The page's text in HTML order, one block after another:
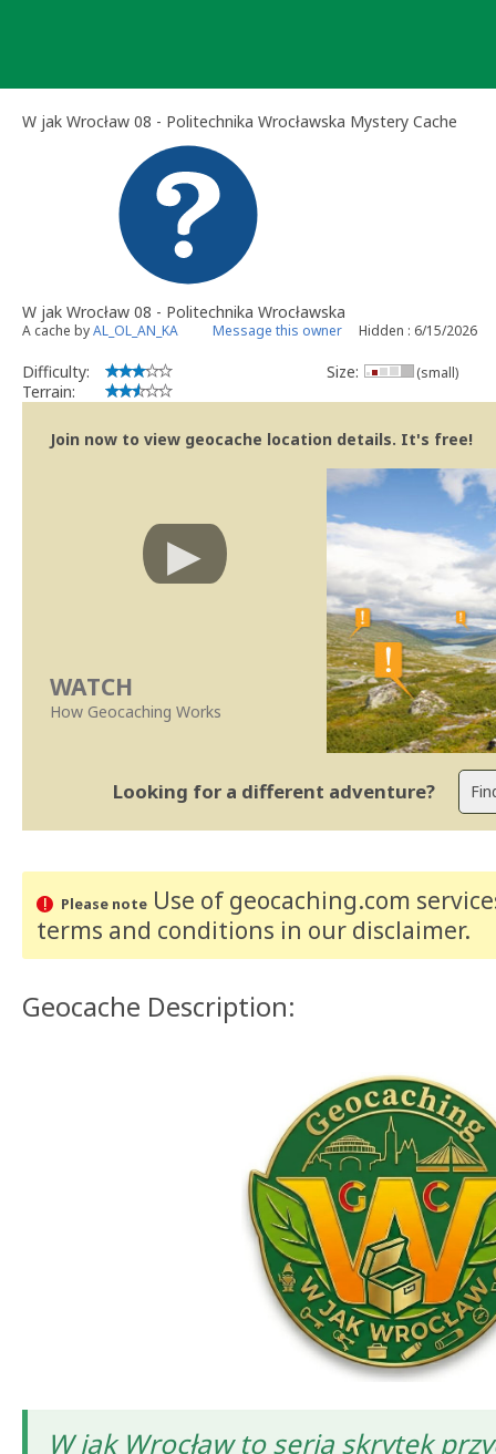
W jak Wrocław 08 - Politechnika Wrocławska Mystery Cache
W jak Wrocław 08 - Politechnika Wrocławska
A cache byAL_OL_AN_KA Message this owner Hidden : 6/15/2026
Difficulty:
Terrain:
Size: (small)
Join now to view geocache location details. It's free!
WATCH
How Geocaching Works
Looking for a different adventure?
Please noteUse of geocaching.com
terms and conditions in our disclaimer.
Geocache Description:
W jak Wrocław to seria skrytek